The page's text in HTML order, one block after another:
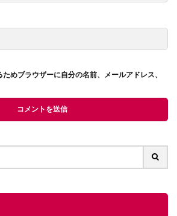
めブラウザーに自分の名前、メールアドレス、